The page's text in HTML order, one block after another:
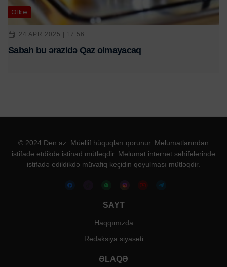
Ölkə
24 APR 2025 | 17:56
Sabah bu ərazidə Qaz olmayacaq
© 2024 Den.az. Müəllif hüquqları qorunur. Məlumatlarından
istifadə etdikdə istinad mütləqdir. Məlumat internet səhifələrində
istifadə edildikdə müvafiq keçidin qoyulması mütləqdir.
SAYT
Haqqımızda
Redaksiya siyasəti
ƏLAQƏ